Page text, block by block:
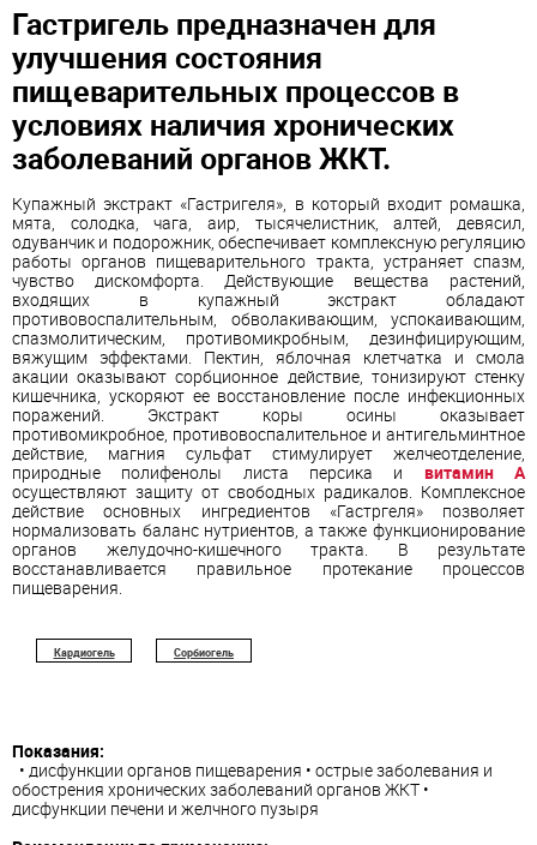
Гастригель предназначен для
улучшения состояния
пищеварительных процессов в
условиях наличия хронических
заболеваний органов ЖКТ.
Купажный экстракт «Гастригеля», в который входит ромашка,
мята, солодка, чага, аир, тысячелистник, алтей, девясил,
одуванчик и подорожник, обеспечивает комплексную регуляцию
работы органов пищеварительного тракта, устраняет спазм,
чувство дискомфорта. Действующие вещества растений,
входящих в купажный экстракт обладают
противовоспалительным, обволакивающим, успокаивающим,
спазмолитическим, противомикробным, дезинфицирующим,
вяжущим эффектами. Пектин, яблочная клетчатка и смола
акации оказывают сорбционное действие, тонизируют стенку
кишечника, ускоряют ее восстановление после инфекционных
поражений. Экстракт коры осины оказывает
противомикробное, противовоспалительное и антигельминтное
действие, магния сульфат стимулирует желчеотделение,
природные полифенолы листа персика и витамин А
осуществляют защиту от свободных радикалов. Комплексное
действие основных ингредиентов «Гастргеля» позволяет
нормализовать баланс нутриентов, а также функционирование
органов желудочно-кишечного тракта. В результате
восстанавливается правильное протекание процессов
пищеварения.
Кардиогель Сорбиогель
Показания:
• дисфункции органов пищеварения • острые заболевания и
обострения хронических заболеваний органов ЖКТ •
дисфункции печени и желчного пузыря